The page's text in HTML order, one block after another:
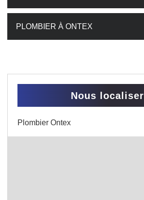
PLOMBIER À ONTEX
Nous localiser
Plombier Ontex